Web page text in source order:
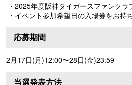
・2025年度阪神タイガースファンクラ
・イベント参加希望日の入場券をお持
応募期間
2月17日(月)12:00〜28日(金)23:59
当選発表方法